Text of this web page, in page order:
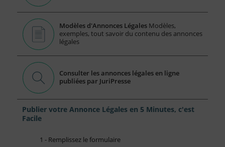
Modèles d'Annonces Légales Modèles,
exemples, tout savoir du contenu des annonces
légales
Consulter les annonces légales en ligne
publiées par JuriPresse
Publier votre Annonce Légales en 5 Minutes, c'est
Facile
1 - Remplissez le formulaire